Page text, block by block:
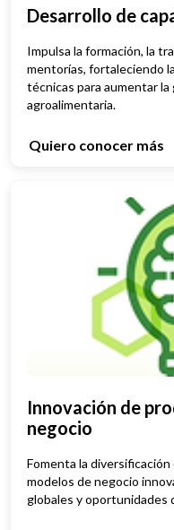
Desarrollo de
Impulsa la formación, la
mentorías, fortaleciendo
técnicas para aumentar la
agroalimentaria.
Quiero conocer más
Innovación de
negocio
Fomenta la
modelos de negocio
globales y oportunidades